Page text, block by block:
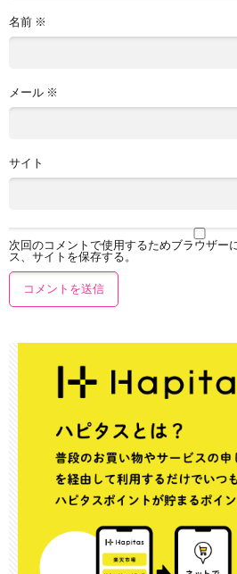
名前 ※
メール ※
サイト
次回のコメントで使用するためブラウザー
ス、サイトを保存する。